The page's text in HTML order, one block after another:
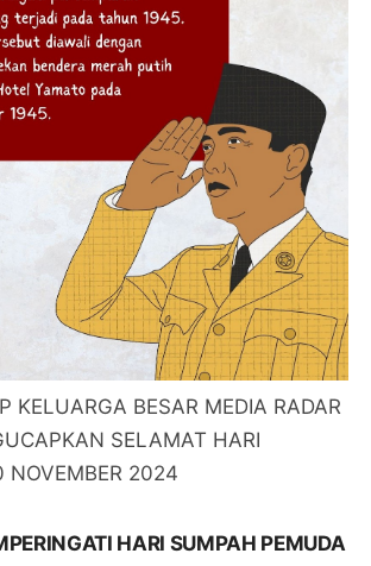
KELUARGA BESAR MEDIA RADAR
SELAMAT HARI
NOVEMBER 2024
HARI SUMPAH PEMUDA